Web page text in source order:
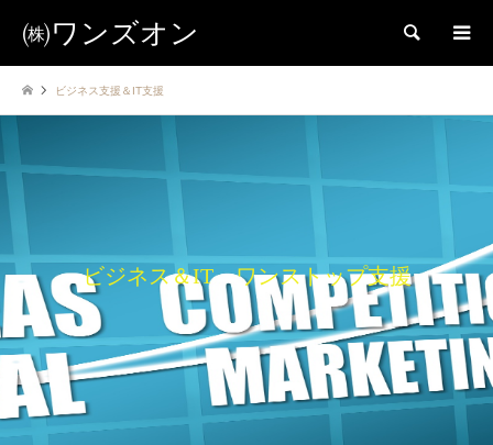
㈱ワンズオン 検索
ビジネス支援＆IT支援
ビジネス＆IT ワンストップ支援